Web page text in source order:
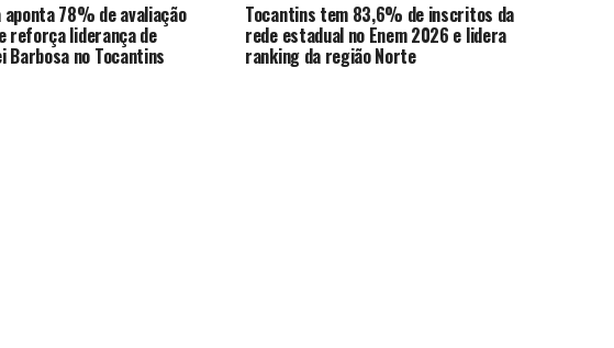
aponta 78% de avaliação
reforça liderança de
Barbosa no Tocantins
Tocantins tem 83,6% de inscritos da
rede estadual no Enem 2026 e lidera
ranking da região Norte